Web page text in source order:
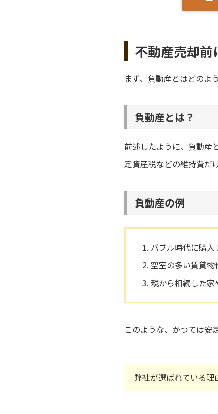
不動産売却前
まず、負動産とはどのよ
負動産とは？
前述したように、負動産
定資産税などの維持費だ
負動産の例
バブル時代に購
空室の多い賃貸物
親から相続した家
このような、かつては安
弊社が選ばれている理